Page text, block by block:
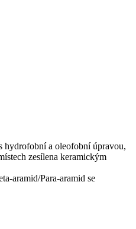
hydrofobní a oleofobní úpravou,
zesílena keramickým
aramid/Para-aramid se